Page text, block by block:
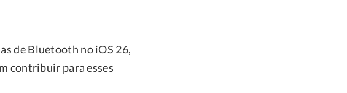
de Bluetooth no iOS 26,
contribuir para esses